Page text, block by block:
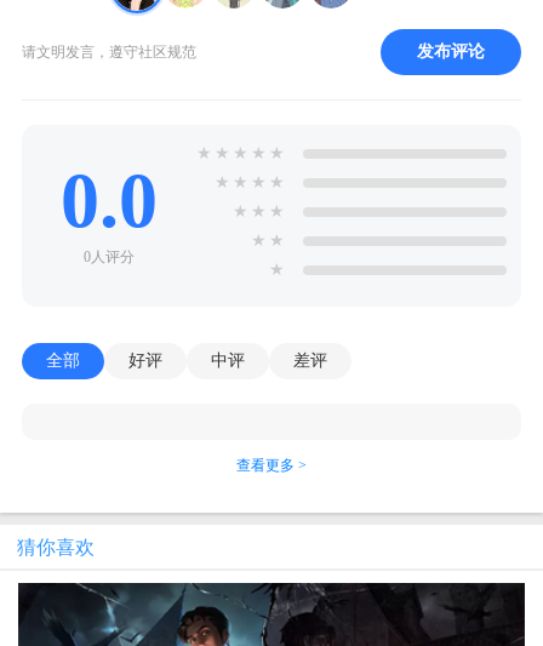
请文明发言，遵守社区规范 发布评论
0.0
0人评分
★ ★ ★ ★ ★
★ ★ ★ ★
★ ★ ★
★ ★
★
全部 好评 中评 差评
查看更多 >
猜你喜欢